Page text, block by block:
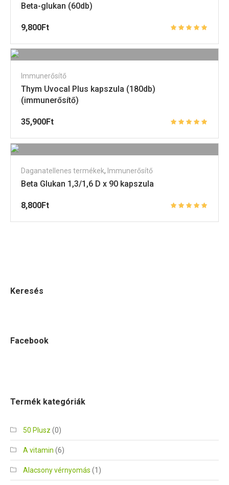
Beta-glukan (60db)
9,800Ft
Immunerősítő
Thym Uvocal Plus kapszula (180db)
(immunerősítő)
35,900Ft
Daganatellenes termékek, Immunerősítő
Beta Glukan 1,3/1,6 D x 90 kapszula
8,800Ft
Keresés
Facebook
Termék kategóriák
50 Plusz (0)
A vitamin (6)
Alacsony vérnyomás (1)